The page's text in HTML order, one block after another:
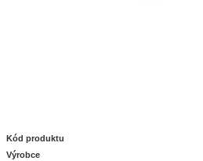
Kód produktu
Výrobce